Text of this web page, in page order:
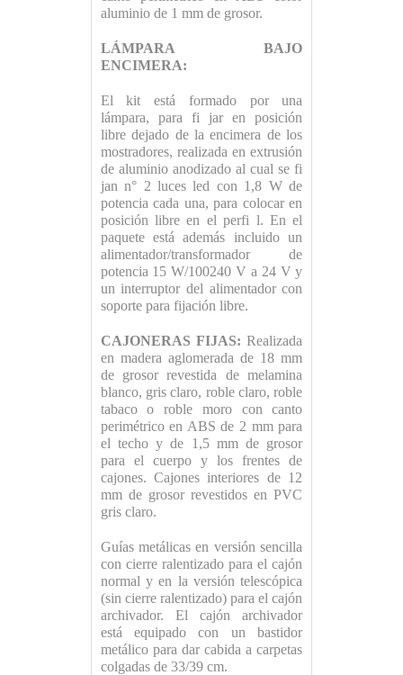
aluminio de 1 mm de grosor.
LÁMPARA BAJO
ENCIMERA:
El kit está formado por una
lámpara, para fi jar en posición
libre dejado de la encimera de los
mostradores, realizada en extrusión
de aluminio anodizado al cual se fi
jan n° 2 luces led con 1,8 W de
potencia cada una, para colocar en
posición libre en el perfi l. En el
paquete está además incluido un
alimentador/transformador de
potencia 15 W/100240 V a 24 V y
un interruptor del alimentador con
soporte para fijación libre.
CAJONERAS FIJAS: Realizada
en madera aglomerada de 18 mm
de grosor revestida de melamina
blanco, gris claro, roble claro, roble
tabaco o roble moro con canto
perimétrico en ABS de 2 mm para
el techo y de 1,5 mm de grosor
para el cuerpo y los frentes de
cajones. Cajones interiores de 12
mm de grosor revestidos en PVC
gris claro.
Guías metálicas en versión sencilla
con cierre ralentizado para el cajón
normal y en la versión telescópica
(sin cierre ralentizado) para el cajón
archivador. El cajón archivador
está equipado con un bastidor
metálico para dar cabida a carpetas
colgadas de 33/39 cm.